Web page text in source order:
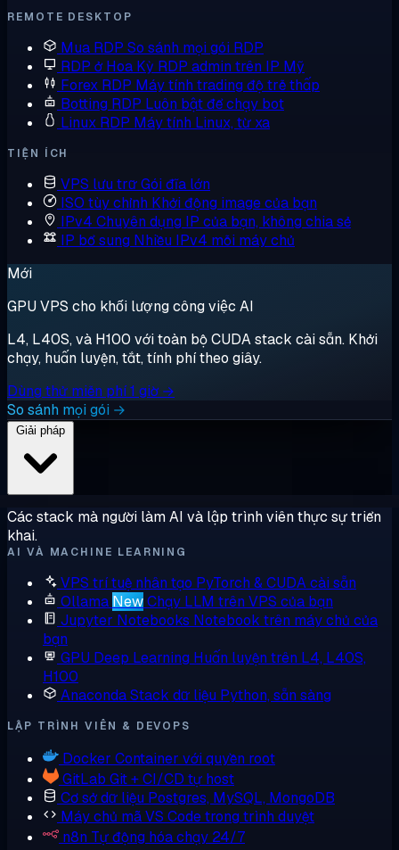
REMOTE DESKTOP
Mua RDP So sánh mọi gói RDP
RDP ở Hoa Kỳ RDP admin trên IP Mỹ
Forex RDP Máy tính trading độ trễ thấp
Botting RDP Luôn bật để chạy bot
Linux RDP Máy tính Linux, từ xa
TIỆN ÍCH
VPS lưu trữGói đĩa lớn
ISO tùy chỉnh Khởi động image của bạn
IPv4 Chuyên dụng IP của bạn, không chia sẻ
IP bổ sung Nhiều IPv4 mỗi máy chủ
Mới
GPU VPS cho khối lượng công việc AI
L4, L40S, và H100 với toàn bộ CUDA stack cài sẵn. Khởi
chạy, huấn luyện, tắt, tính phí theo giây.
Dùng thử miễn phí 1 giờ →
So sánh mọi gói →
Các stack mà người làm AI và lập trình viên thực sự triển
khai.
AI VÀ MACHINE LEARNING
VPS trí tuệ nhân tạo PyTorch & CUDA cài sẵn
Ollama NewChạy LLM trên VPS của bạn
Jupyter Notebooks Notebook trên máy chủ của
bạn
GPU Deep Learning Huấn luyện trên L4, L40S,
H100
AnacondaStack dữ liệu Python, sẵn sàng
LẬP TRÌNH VIÊN & DEVOPS
Docker Container với quyền root
GitLab Git + CI/CD tự host
Cơ sở dữ liệu Postgres, MySQL, MongoDB
Máy chủ mãVS Code trong trình duyệt
n8n Tự động hóa chạy 24/7